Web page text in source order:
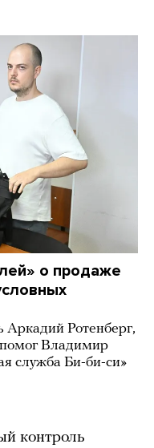
о продаже
Аркадий Ротенберг,
Владимир
служба Би-би-си»
контроль